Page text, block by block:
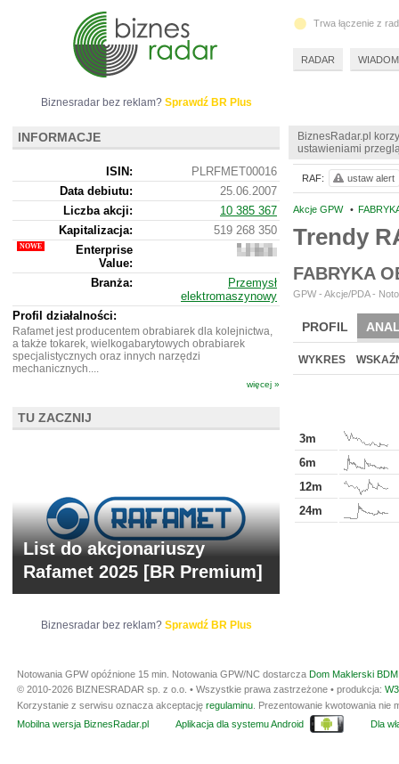
BiznesRadar.pl
ustawieniami
Akcje GPW •
Trendy
FABRYKA
GPW - Akcje/PDA -
PROFIL
BR LAB
WYKRES
3m
6m
12m
24m
RAF: ustaw alert
Biznesradar bez reklam? Sprawdź BR Plus
INFORMACJE
ISIN:
PLRFMET00016
Data debiutu:
25.06.2007
Liczba akcji:
10 385 367
Kapitalizacja:
519 268 350
Enterprise
Value:
350
Branża:
Przemysł
elektromaszynowy
Profil działalności:
Rafamet jest producentem obrabiarek dla kolejnictwa,
a także tokarek, wielkogabarytowych obrabiarek
specjalistycznych oraz innych narzędzi
mechanicznych....
więcej »
TU ZACZNIJ
List do akcjonariuszy
Rafamet 2025 [BR Premium]
Biznesradar bez reklam? Sprawdź BR Plus
Trwa łączenie z
RADAR
Notowania GPW opóźnione 15 min. Notowania GPW/NC dostarcza Dom Maklerski
© 2010-2026 BIZNESRADAR sp. z o.o. • Wszystkie prawa zastrzeżone • produkcja:
Korzystanie z serwisu oznacza akceptację regulaminu . Prezentowanie kwotowania
Mobilna wersja BiznesRadar.pl
Aplikacja dla systemu Android Dla